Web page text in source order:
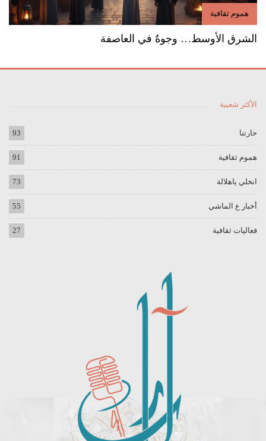
هموم ثقافية
الشرق الأوسط… وجوهٌ في العاصفة
الأكثر شعبية
حارتنا 93
هموم ثقافية 91
انخلي ياهلالة 73
أخبار ع الماشي 55
فعاليات ثقافية 27